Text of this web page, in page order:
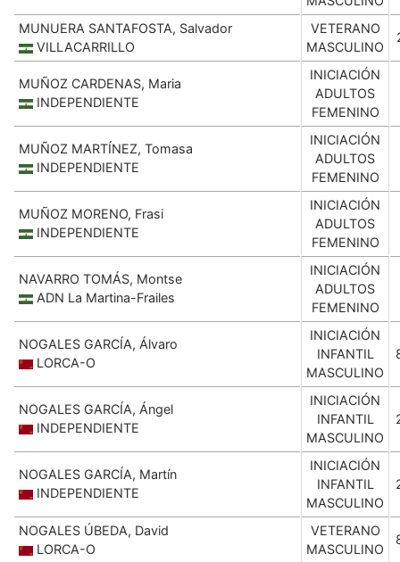
MUNUERA SANTAFOSTA, Salvador
VILLACARRILLO
VETERANO
MASCULINO
MUÑOZ CARDENAS, Maria
INDEPENDIENTE
INICIACIÓN
ADULTOS
FEMENINO
MUÑOZ MARTÍNEZ, Tomasa
INDEPENDIENTE
INICIACIÓN
ADULTOS
FEMENINO
MUÑOZ MORENO, Frasi
INDEPENDIENTE
INICIACIÓN
ADULTOS
FEMENINO
NAVARRO TOMÁS, Montse
ADN La Martina-Frailes
INICIACIÓN
ADULTOS
FEMENINO
NOGALES GARCÍA, Álvaro
LORCA-O
INICIACIÓN
INFANTIL
MASCULINO
NOGALES GARCÍA, Ángel
INDEPENDIENTE
INICIACIÓN
INFANTIL
MASCULINO
NOGALES GARCÍA, Martín
INDEPENDIENTE
INICIACIÓN
INFANTIL
MASCULINO
NOGALES ÚBEDA, David
LORCA-O
VETERANO
MASCULINO